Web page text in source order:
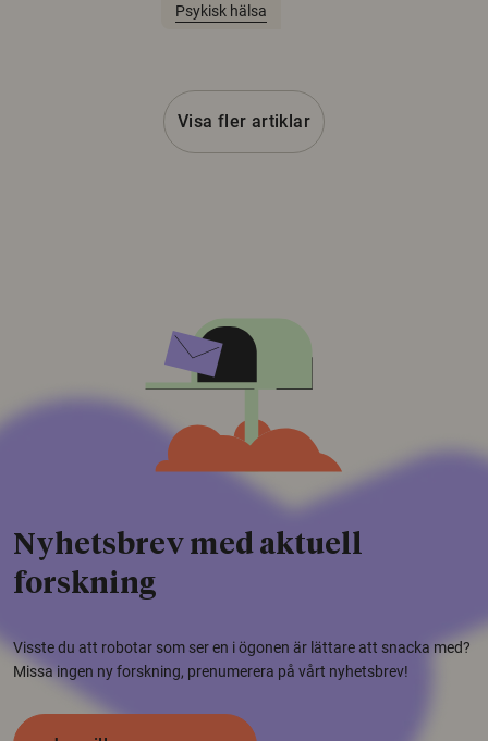
Psykisk hälsa
Visa fler artiklar
Nyhetsbrev med aktuell
forskning
Visste du att robotar som ser en i ögonen är lättare att snacka med?
Missa ingen ny forskning, prenumerera på vårt nyhetsbrev!